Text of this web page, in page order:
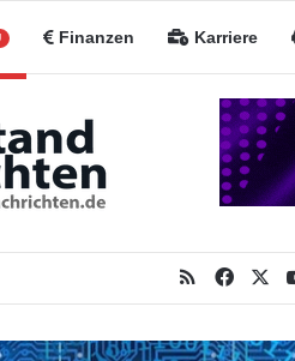
Finanzen Karriere
RSS